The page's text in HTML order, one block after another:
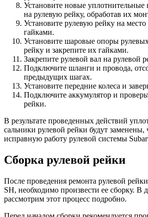
Установите новые уплотнительные
на рулевую рейку, обработав их
Установите рулевую рейку на место
гайками.
Установите шаровые опоры
рейку и закрепите их гайками.
Закрепите рулевой вал на рулевой
Подключите шланги и провода,
предыдущих шагах.
Установите передние колеса и
Подключите аккумулятор и
рейки.
В результате проведенных действий
сальники рулевой рейки будут заменены,
исправную работу рулевой системы
Сборка рулевой рейки
После проведения ремонта рулевой
SH, необходимо произвести ее сборку. В
рассмотрим этот процесс подробно.